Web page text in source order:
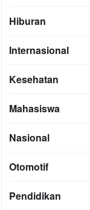
Hiburan
Internasional
Kesehatan
Mahasiswa
Nasional
Otomotif
Pendidikan